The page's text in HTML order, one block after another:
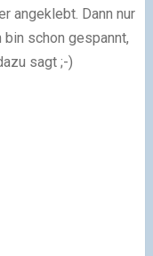
angeklebt. Dann nur
schon gespannt,
sagt ;-)